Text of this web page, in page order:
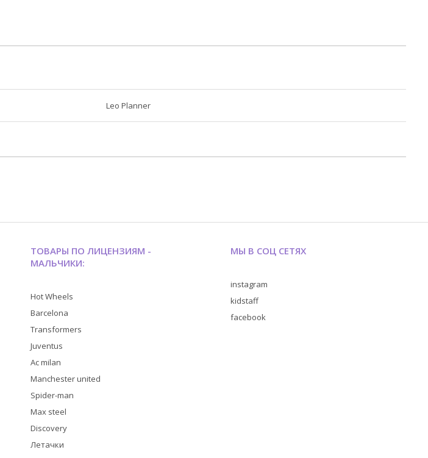
Leo Planner
ТОВАРЫ ПО ЛИЦЕНЗИЯМ -
МАЛЬЧИКИ:
Hot Wheels
Barcelona
Transformers
Juventus
Ac milan
Manchester united
Spider-man
Max steel
Discovery
Летачки
МЫ В СОЦ СЕТЯХ
instagram
kidstaff
facebook